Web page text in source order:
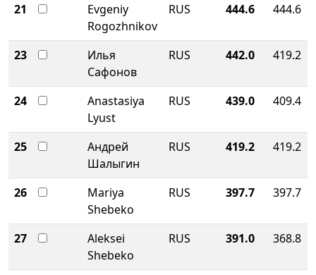
21
Evgeniy
Rogozhnikov
RUS 444.6 444.6
23
Илья
Сафонов
RUS 442.0 419.2
24
Anastasiya
Lyust
RUS 439.0 409.4
25
Андрей
Шалыгин
RUS 419.2 419.2
26
Mariya
Shebeko
RUS 397.7 397.7
27
Aleksei
Shebeko
RUS 391.0 368.8